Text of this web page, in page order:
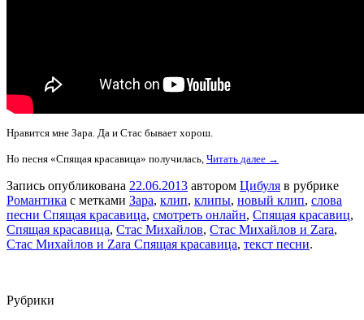
Нравится мне Зара. Да и Стас бывает хорош.
Но песня «Спящая красавица» получилась, Читать далее →
Запись опубликована 22.06.2013 автором Цибуля в рубрике
Романтика с метками Зара, клип, клипы, новый клип, слова
песни Спящая красавица, смотреть онлайн, Спящая красавиц,
Спящая красавица, Стас Михайлов, Стас Михайлов и Zara,
Стас Михайлов и Zara Спящая красавица, текст песни.
Рубрики